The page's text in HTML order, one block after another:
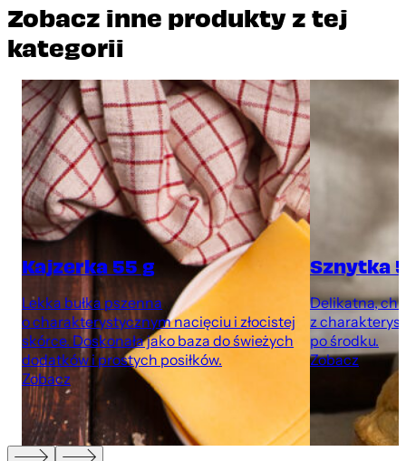
Zobacz inne produkty z tej
kategorii
Kajzerka 55 g
Lekka bułka pszenna
o charakterystycznym nacięciu i złocistej
skórce. Doskonała jako baza do świeżych
dodatków i prostych posiłków.
Zobacz
Sznytka
Delikatna,
z
po środku.
Zobacz